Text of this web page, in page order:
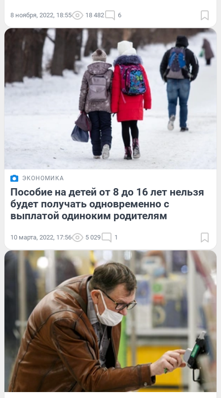
8 ноября, 2022, 18:55 18 482 6
ЭКОНОМИКА
Пособие на детей от 8 до 16 лет нельзя
будет получать одновременно с
выплатой одиноким родителям
10 марта, 2022, 17:56 5 029 1